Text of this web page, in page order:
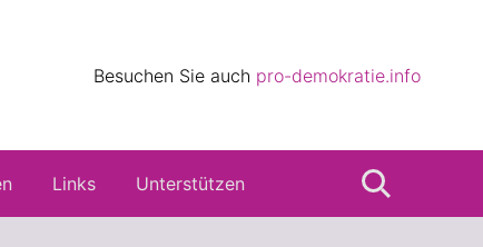
Besuchen Sie auch pro-demokratie.info
Links Unterstützen Suche